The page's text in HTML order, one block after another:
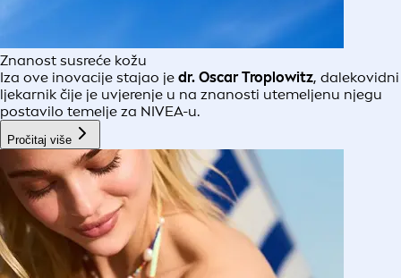
Znanost susreće kožu
Iza ove inovacije stajao je dr. Oscar Troplowitz, dalekovidni
ljekarnik čije je uvjerenje u na znanosti utemeljenu njegu
postavilo temelje za NIVEA-u.
Pročitaj više